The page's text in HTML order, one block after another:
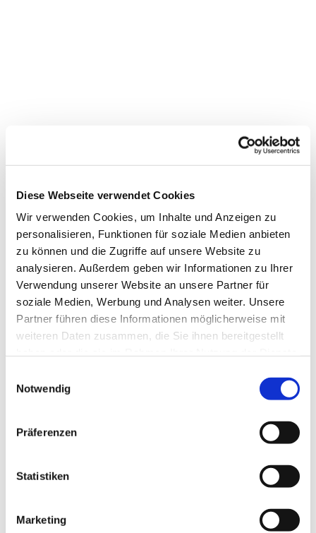
Diese Webseite verwendet Cookies
Wir verwenden Cookies, um Inhalte und Anzeigen zu
personalisieren, Funktionen für soziale Medien anbieten
zu können und die Zugriffe auf unsere Website zu
analysieren. Außerdem geben wir Informationen zu Ihrer
Verwendung unserer Website an unsere Partner für
soziale Medien, Werbung und Analysen weiter. Unsere
Partner führen diese Informationen möglicherweise mit
weiteren Daten zusammen, die Sie ihnen bereitgestellt
Notwendig
Präferenzen
Statistiken
Marketing
Dies könnte Sie auch
interessieren